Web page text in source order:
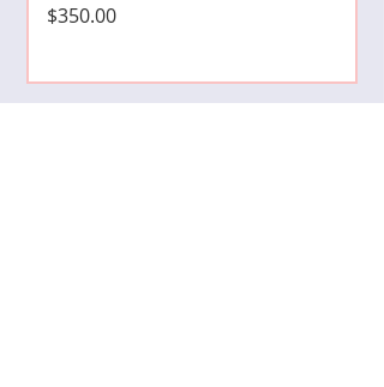
Precio
$350.00